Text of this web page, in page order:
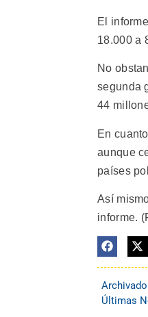
El
18.000 a
No
segunda
44
En
aunque
países
Así
informe.
Últimas